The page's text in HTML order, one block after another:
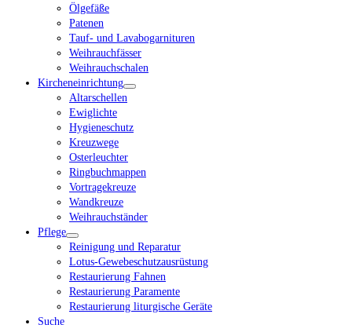
Ölgefäße
Patenen
Tauf- und Lavabogarnituren
Weihrauchfässer
Weihrauchschalen
Kircheneinrichtung
Altarschellen
Ewiglichte
Hygieneschutz
Kreuzwege
Osterleuchter
Ringbuchmappen
Vortragekreuze
Wandkreuze
Weihrauchständer
Pflege
Reinigung und Reparatur
Lotus-Gewebeschutzausrüstung
Restaurierung Fahnen
Restaurierung Paramente
Restaurierung liturgische Geräte
Suche